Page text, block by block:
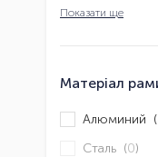
Показати ще
Матеріал
Алюминий (
Сталь (0)